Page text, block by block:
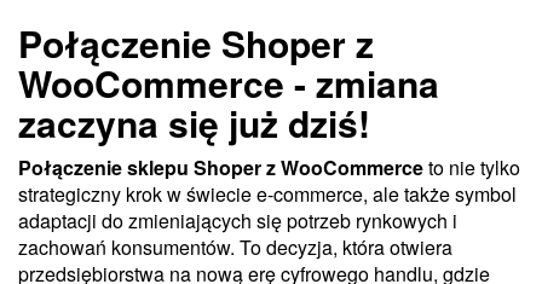
Połączenie Shoper z
WooCommerce - zmiana
zaczyna się już dziś!
Połączenie sklepu Shoper z WooCommerceto nie tylko
strategiczny krok w świecie e-commerce, ale także symbol
adaptacji do zmieniających się potrzeb rynkowych i
zachowań konsumentów. To decyzja, która otwiera
przedsiębiorstwa na nową erę cyfrowego handlu, gdzie